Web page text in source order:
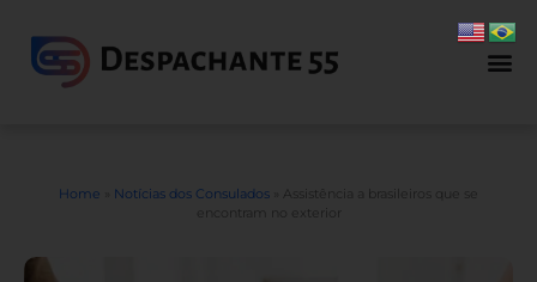
Home Notícias dos Consulados
Assistência a brasileiros que se
encontram no exterior